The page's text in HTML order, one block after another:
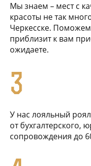
Мы знаем – мест с
красоты не так
Черкесске.
приблизит к вам
ожидаете.
3
У нас лояльный
от бухгалтерского,
сопровождения до